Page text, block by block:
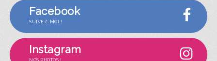
Facebook
SUIVEZ-MOI !
Instagram